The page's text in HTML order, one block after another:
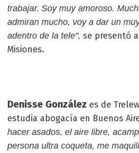
trabajar. Soy muy amoroso.
admiran mucho, voy a dar un
adentro de la tele", se presentó
Misiones.
Denisse González es de
estudia abogacía en Buenos
hacer asados, el aire libre,
persona ultra coqueta, me